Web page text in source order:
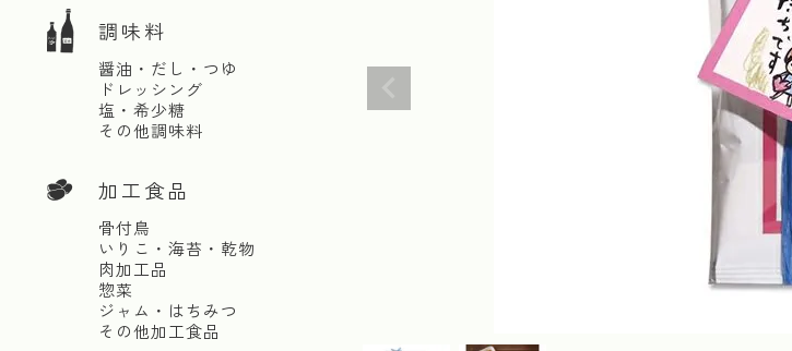
調味料
醤油・だし・つゆ
ドレッシング
塩・希少糖
その他調味料
加工食品
骨付鳥
いりこ・海苔・乾物
肉加工品
惣菜
ジャム・はちみつ
その他加工食品